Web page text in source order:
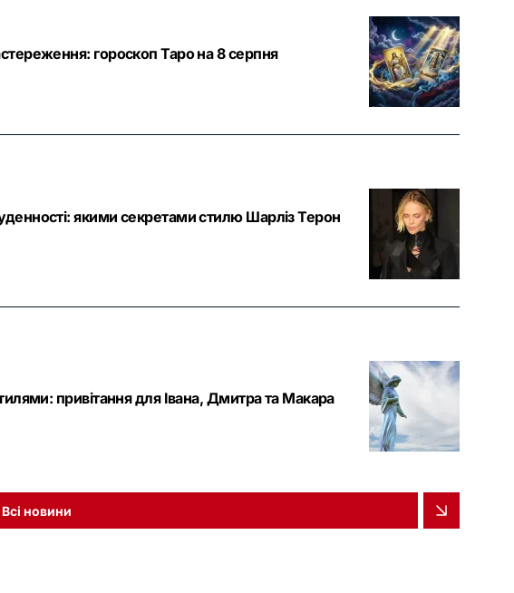
гороскоп Таро на 8 серпня
якими секретами стилю Шарліз Терон
привітання для Івана, Дмитра та Макара
Всі новини